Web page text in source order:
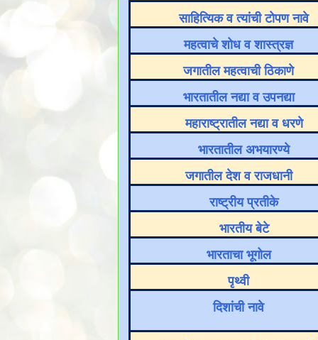
साहित्यिक व त्यांची टोपण नावे
महत्वाचे शोध व शास्त्रज्ञ
जगातील महत्वाची ठिकाणे
भारतातील नद्या व उपनद्या
महाराष्ट्रातील नद्या व धरणे
भारतातील अभयारण्ये
जगातील देश व राजधानी
राष्ट्रीय प्रतीके
भारतीय बेटे
भारताचा भूगोल
पृथ्वी
दिशांची नावे